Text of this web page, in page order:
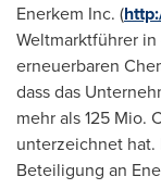
Enerkem Inc. (
Weltmarktführer
erneuerbaren
dass das
mehr als 125 Mio.
unterzeichnet hat.
Beteiligung an